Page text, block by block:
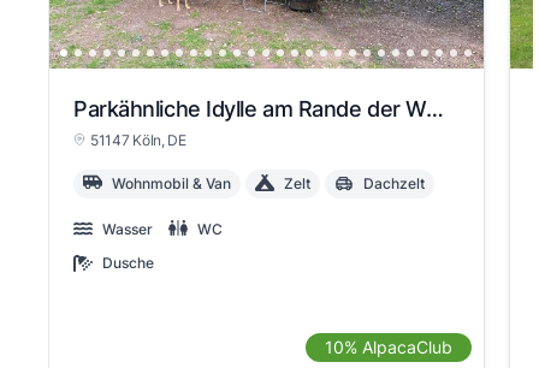
Parkähnliche Idylle am Rande der Wahner Heide zwischen Köln und Bonn
51147 Köln, DE
Wohnmobil & Van Zelt Dachzelt
Wasser
WC
Dusche
10% AlpacaClub